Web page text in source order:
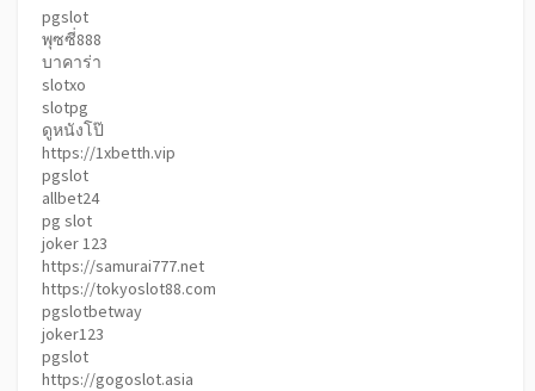
pgslot
พุซซี่888
บาคาร่า
slotxo
slotpg
ดูหนังโป๊
https://1xbetth.vip
pgslot
allbet24
pg slot
joker 123
https://samurai777.net
https://tokyoslot88.com
pgslotbetway
joker123
pgslot
https://gogoslot.asia